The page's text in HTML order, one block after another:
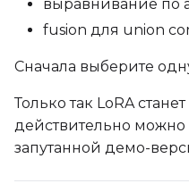
выравнивание по
fusion для union
Сначала выберите
Только так LoRA
действительно можно
запутанной демо-